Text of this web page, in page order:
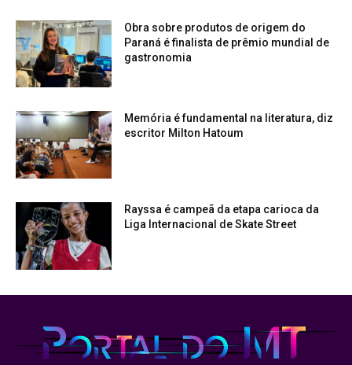
Obra sobre produtos de origem do
Paraná é finalista de prêmio mundial de
gastronomia
Memória é fundamental na literatura, diz
escritor Milton Hatoum
Rayssa é campeã da etapa carioca da
Liga Internacional de Skate Street